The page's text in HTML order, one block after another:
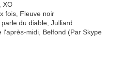
XO
fois, Fleuve noir
du diable, Julliard
l'après-midi, Belfond (Par Skype